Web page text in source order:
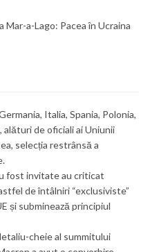
Mar-a-Lago: Pacea în Ucraina
Italia, Spania, Polonia,
alături de oficiali ai Uniunii
selecția restrânsă a
fost invitate au criticat
de întâlniri “exclusiviste”
și subminează principiul
cheie al summitului